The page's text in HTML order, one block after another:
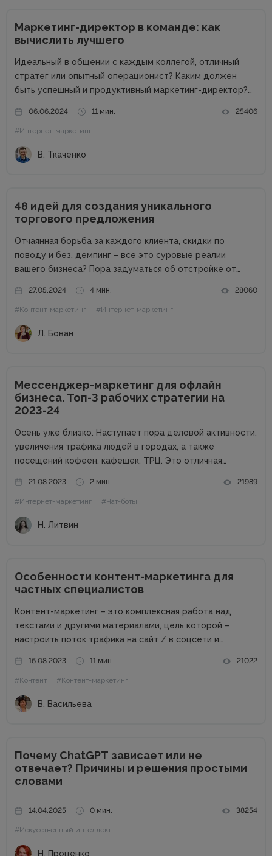
Маркетинг-директор в команде: как
вычислить лучшего
Идеальный в общении с каждым коллегой, отличный
стратег или опытный операционист? Каким должен
быть успешный и продуктивный маркетинг-директор?
Directors Day рассказал Виталий Ткаченко. Виталий –
соучредитель Tkachenko & Myroniuk Marketing Agency,
имеет огромный опыт...
06.06.2024 11 мин. 25406
#Интернет-маркетинг
В. Ткаченко
48 идей для создания уникального
торгового предложения
Отчаянная борьба за каждого клиента, скидки по
поводу и без, демпинг – все это суровые реалии
вашего бизнеса? Пора задуматься об отстройке от
как выделиться среди аналогичных компаний, привлечь
внимание к продуктам...
27.05.2024 4 мин. 28060
#Контент-маркетинг #Интернет-маркетинг
Л. Бован
Мессенджер-маркетинг для офлайн
бизнеса. Топ-3 рабочих стратегии на
2023-24
Осень уже близко. Наступает пора деловой активности,
увеличения трафика людей в городах, а также
посещений кофеен, кафешек, ТРЦ. Это отличная
увеличить прибыль. Но конкуренция на данном рынке
высока, поэтому расслабляться не стоит. Как привлечь
клиентов...
21.08.2023 2 мин. 21989
#Интернет-маркетинг #Чат-боты
Н. Литвин
Особенности контент-маркетинга для
частных специалистов
Контент-маркетинг – это комплексная работа над
текстами и другими материалами, цель которой –
настроить поток трафика на сайт / в соцсети и
маркетинге для компаний в сети много. А вот как быть
частным специалистам, которые...
16.08.2023 11 мин. 21022
#Контент #Контент-маркетинг
В. Васильева
Почему ChatGPT зависает или не
отвечает? Причины и решения простыми
словами
14.04.2025 0 мин. 38254
#Искусственный интеллект
Н. Проценко